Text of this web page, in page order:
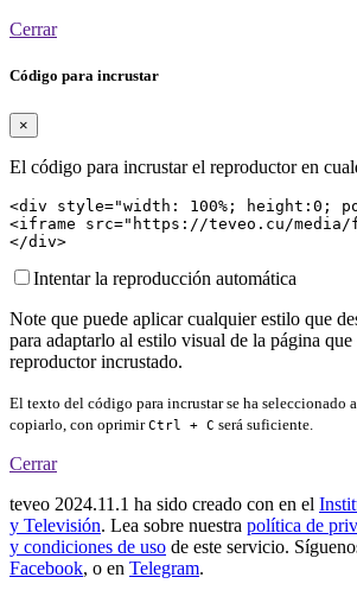
Cerrar
Código para incrustar
×
El código para incrustar el reproductor en
<div style="width: 100%; height:0;
<iframe src="https://teveo.cu/media/
</div>
Intentar la reproducción automática
Note que puede aplicar cualquier estilo que
para adaptarlo al estilo visual de la página que
reproductor incrustado.
El texto del código para incrustar se ha seleccionado
copiarlo, con oprimirCtrl + C será suficiente.
Cerrar
teveo 2024.11.1 ha sido creado con en el
y Televisión. Lea sobre nuestra política de
y condiciones de uso de este servicio.
Facebook, o en Telegram.